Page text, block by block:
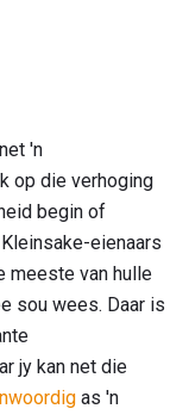
'n
op die verhoging
begin of
eienaars
meeste van hulle
sou wees. Daar is
jy kan net die
as 'n